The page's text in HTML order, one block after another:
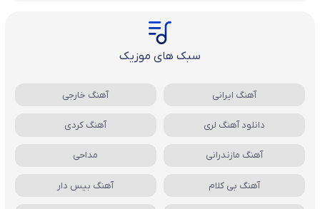
سبک های موزیک
آهنگ ایرانی آهنگ خارجی
دانلود آهنگ لری آهنگ کردی
آهنگ مازندرانی مداحی
آهنگ بی کلام آهنگ بیس دار